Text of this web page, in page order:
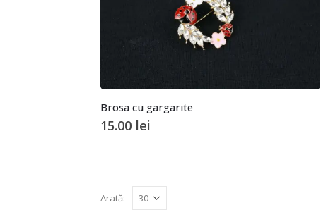
Brosa cu gargarite
15.00 lei
Arată: